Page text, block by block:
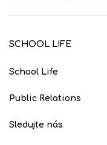
SCHOOL LIFE
School Life
Aktuality Proběhlo na
Public Relations
Školní magazín REFRESH
Sledujte nás